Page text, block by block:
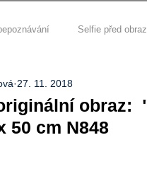
Selfie před
Obrazy na textilu
obraz:
50 cm N848
27. 11. 2018